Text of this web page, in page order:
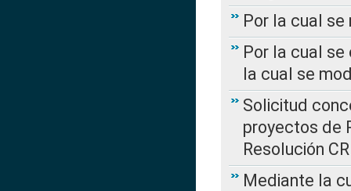
Por la cual se
Por la cual se
la cual se
Solicitud
proyectos de
Resolución
Mediante la